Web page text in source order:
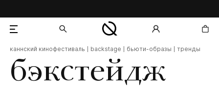
добавлен в корзину
бэкстейдж
каннский кинофестиваль backstage бьюти-образы тренды